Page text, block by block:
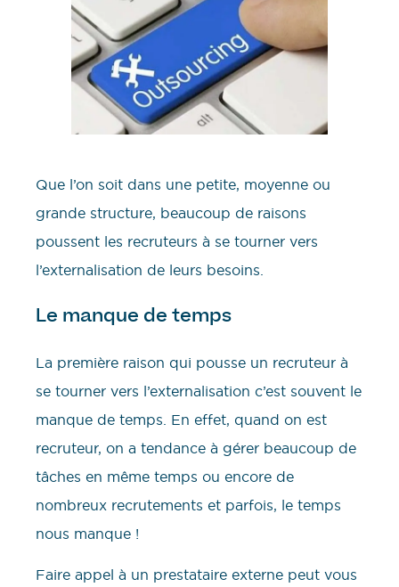
Que l’on soit dans une petite, moyenne ou
grande structure, beaucoup de raisons
poussent les recruteurs à se tourner vers
l’externalisation de leurs besoins.
Le manque de temps
La première raison qui pousse un recruteur à
se tourner vers l’externalisation c’est souvent le
manque de temps. En effet, quand on est
recruteur, on a tendance à gérer beaucoup de
tâches en même temps ou encore de
nombreux recrutements et parfois, le temps
nous manque !
Faire appel à un prestataire externe peut vous